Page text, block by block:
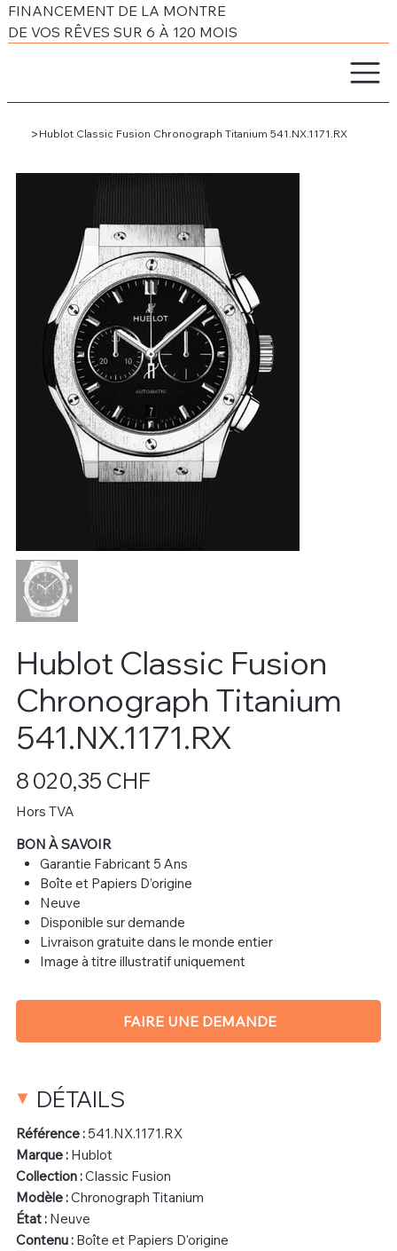
FINANCEMENT DE LA MONTRE
DE VOS RÊVES SUR 6 À 120 MOIS
> Hublot Classic Fusion Chronograph Titanium 541.NX.1171.RX
Hublot Classic Fusion
Chronograph Titanium
541.NX.1171.RX
8 020,35 CHF
Hors TVA
BON À SAVOIR
Garantie Fabricant 5 Ans
Boîte et Papiers D’origine
Neuve
Disponible sur demande
Livraison gratuite dans le monde entier
Image à titre illustratif uniquement
FAIRE UNE DEMANDE
DÉTAILS
Référence :541.NX.1171.RX
Marque : Hublot
Collection :Classic Fusion
Modèle :Chronograph Titanium
État :Neuve
Contenu :Boîte et Papiers D'origine